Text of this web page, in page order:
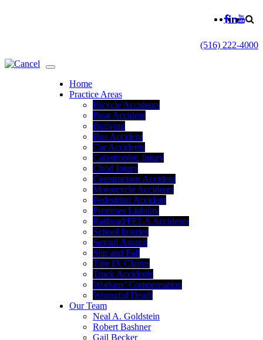
(516) 222-4000
Home
Practice Areas
Bicycle Accidents
Boat Accident
Bullying
Bus Accident
Car Accidents
Catastrophic Injury
Child Injury
Construction Accident
Motorcycle Accidents
Pedestrian Accident
Premises Liability
Railroad/FELA Accidents
School Injuries
Sexual Assault
Slip and Fall
Title IX Claims
Truck Accidents
Workers’ Compensation
Wrongful Death
Our Team
Neal A. Goldstein
Robert Bashner
Gail Becker